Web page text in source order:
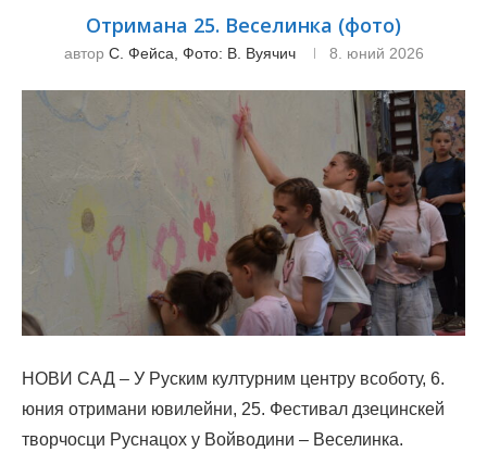
Отриманa 25. Веселинка (фото)
автор С. Фейса, Фото: В. Вуячич 8. юний 2026
НОВИ САД – У Руским културним центру всоботу, 6.
юния отримани ювилейни, 25. Фестивал дзецинскей
творчосци Руснацох у Войводини – Веселинка.